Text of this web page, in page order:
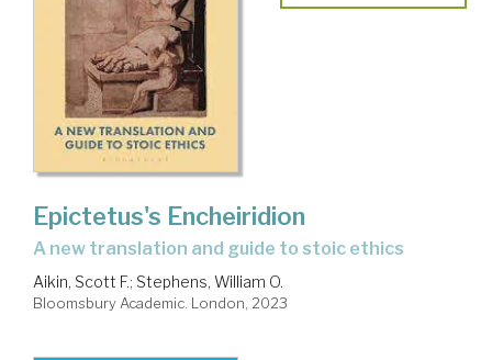
Epictetus's Encheiridion
a new translation and guide to stoic ethics
Aikin, Scott F.; Stephens, William O.
Bloomsbury Academic. London, 2023